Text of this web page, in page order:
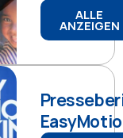
ALLE
ANZEIGEN